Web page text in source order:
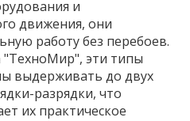
и
движения, они
работу без перебоев.
"ТехноМир", эти типы
выдерживать до двух
разрядки, что
их практическое